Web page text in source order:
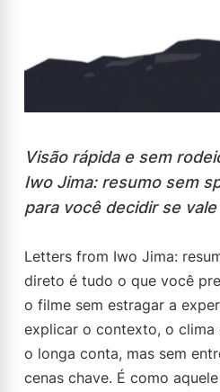
Visão rápida e sem
Iwo Jima: resumo sem
para você decidir se
Letters from Iwo Jima:
direto é tudo o que você
o filme sem estragar a
explicar o contexto, o
o longa conta, mas sem
cenas chave. É como